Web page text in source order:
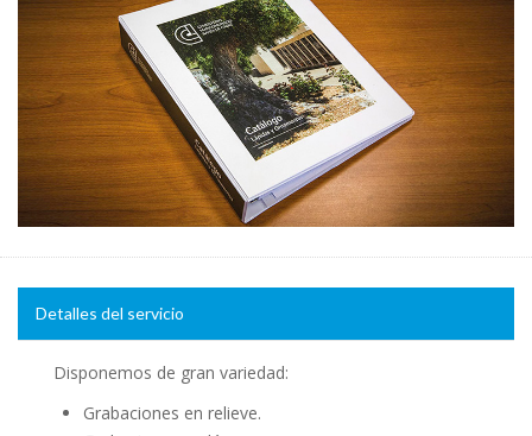
Detalles del servicio
Disponemos de gran variedad:
Grabaciones en relieve.